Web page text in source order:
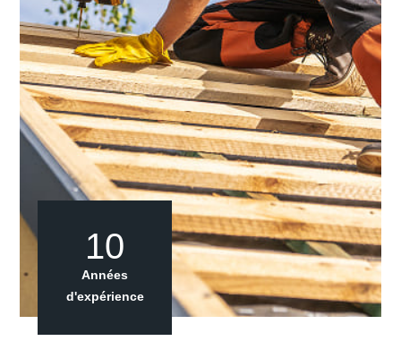
10
Années
d'expérience